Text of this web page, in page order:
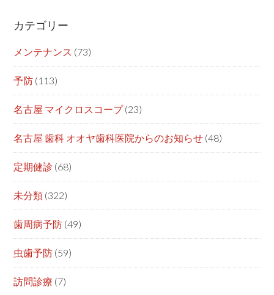
カテゴリー
メンテナンス (73)
予防 (113)
名古屋 マイクロスコープ(23)
名古屋 歯科 オオヤ歯科医院からのお知らせ (48)
定期健診 (68)
未分類 (322)
歯周病予防 (49)
虫歯予防 (59)
訪問診療 (7)